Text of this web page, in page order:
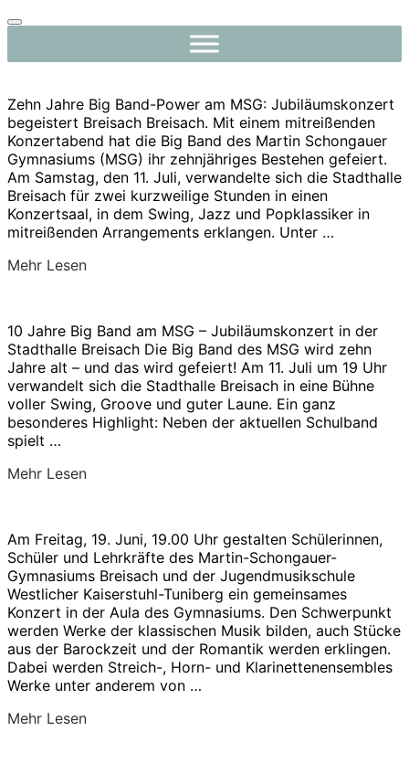
Navigation
springen
Zehn Jahre Big Band-Power am MSG: Jubiläumskonzert
begeistert Breisach Breisach. Mit einem mitreißenden
Konzertabend hat die Big Band des Martin Schongauer
Gymnasiums (MSG) ihr zehnjähriges Bestehen gefeiert.
Am Samstag, den 11. Juli, verwandelte sich die Stadthalle
Breisach für zwei kurzweilige Stunden in einen
Konzertsaal, in dem Swing, Jazz und Popklassiker in
mitreißenden Arrangements erklangen. Unter …
Mehr über
Band
am
MSG
–
Jubiläumskonzert
am
11.
Juli
–
Lesen
10 Jahre Big Band am MSG – Jubiläumskonzert in der
Stadthalle Breisach Die Big Band des MSG wird zehn
Jahre alt – und das wird gefeiert! Am 11. Juli um 19 Uhr
verwandelt sich die Stadthalle Breisach in eine Bühne
voller Swing, Groove und guter Laune. Ein ganz
besonderes Highlight: Neben der aktuellen Schulband
spielt …
Mehr über
Band
am
MSG
–
Jubiläumskonzert
am
11.
Juli“
Lesen
Am Freitag, 19. Juni, 19.00 Uhr gestalten Schülerinnen,
Schüler und Lehrkräfte des Martin-Schongauer-
Gymnasiums Breisach und der Jugendmusikschule
Westlicher Kaiserstuhl-Tuniberg ein gemeinsames
Konzert in der Aula des Gymnasiums. Den Schwerpunkt
werden Werke der klassischen Musik bilden, auch Stücke
aus der Barockzeit und der Romantik werden erklingen.
Dabei werden Streich-, Horn- und Klarinettenensembles
Werke unter anderem von …
Mehr über
Lesen